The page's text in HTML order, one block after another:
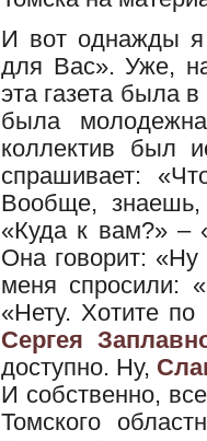
И вот однажды я
для Вас». Уже,
эта газета была
была
коллектив был
спрашивает:
Вообще,
«Куда к вам?» –
Она говорит: «Ну
меня спросили:
«Нету. Хотите
Сергея
доступно. Ну,
И собственно,
Томского